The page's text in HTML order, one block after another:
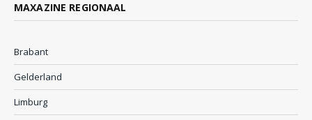
MAXAZINE REGIONAAL
Brabant
Gelderland
Limburg